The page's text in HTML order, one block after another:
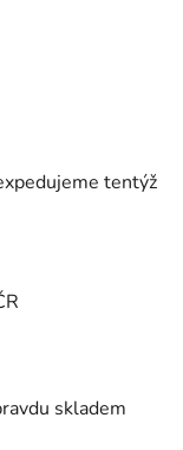
tentýž
skladem